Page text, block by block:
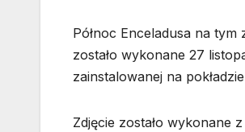
Północ Enceladusa na
zostało wykonane 27
zainstalowanej na
Zdjęcie zostało wykonane